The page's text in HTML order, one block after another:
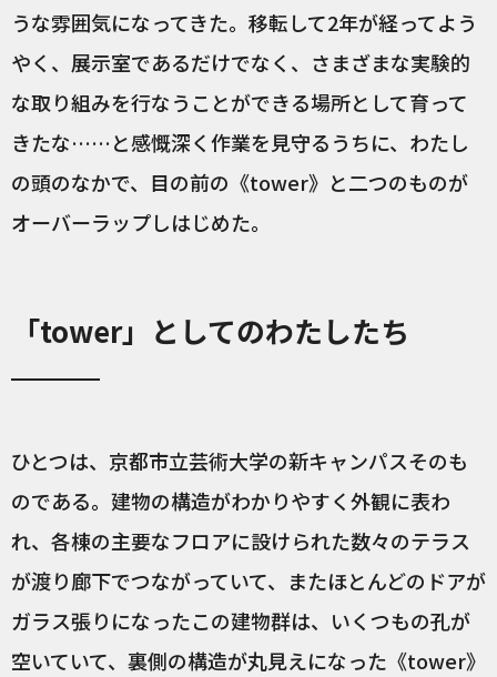
うな雰囲気になってきた。移転して2年が経ってよう
やく、展示室であるだけでなく、さまざまな実験的
な取り組みを行なうことができる場所として育って
きたな……と感慨深く作業を見守るうちに、わたし
の頭のなかで、目の前の《tower》と二つのものが
オーバーラップしはじめた。
「tower」としてのわたしたち
ひとつは、京都市立芸術大学の新キャンパスそのも
のである。建物の構造がわかりやすく外観に表わ
れ、各棟の主要なフロアに設けられた数々のテラス
が渡り廊下でつながっていて、またほとんどのドアが
ガラス張りになったこの建物群は、いくつもの孔が
空いていて、裏側の構造が丸見えになった《tower》